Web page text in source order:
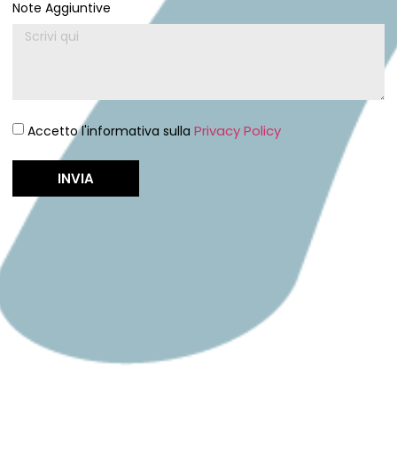
Note Aggiuntive
Accetto l'informativa sulla Privacy Policy
INVIA